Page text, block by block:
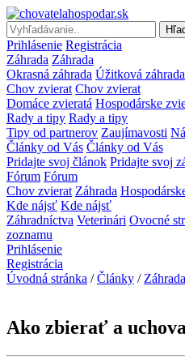
Prihlásenie Registrácia
Záhrada Záhrada
Okrasná záhrada Úžitková záhrada
Chov zvierat Chov zvierat
Domáce zvieratá Hospodárske
Rady a tipy Rady a tipy
Tipy od partnerov Zaujímavosti
Články od Vás Články od Vás
Pridajte svoj článok Pridajte svoj
Fórum Fórum
Chov zvierat Záhrada
Kde nájsť Kde nájsť
Záhradníctva Veterinári Ovocné
zoznamu
Prihlásenie
Registrácia
Úvodná stránka / Články / Záhrada
Ako zbierať a